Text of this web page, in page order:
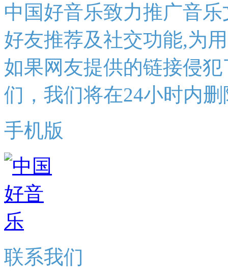
中国好音乐致力推广音
好友推荐及社交功能,为
如果网友提供的链接侵
们，我们将在24小时内
手机版
联系我们